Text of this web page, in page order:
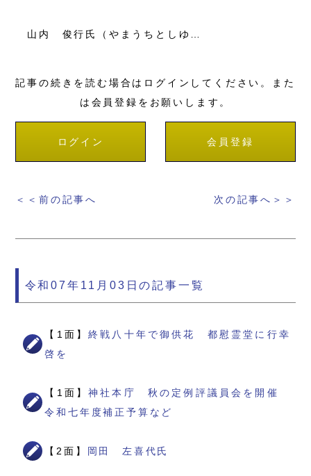
山内 俊行氏（やまうちとしゆ…
記事の続きを読む場合はログインしてください。また
は会員登録をお願いします。
ログイン 会員登録
＜＜前の記事へ 次の記事へ＞＞
令和07年11月03日の記事一覧
【1面】終戦八十年で御供花 都慰霊堂に行幸
啓を
【1面】神社本庁 秋の定例評議員会を開催
令和七年度補正予算など
【2面】 岡田 左喜代氏